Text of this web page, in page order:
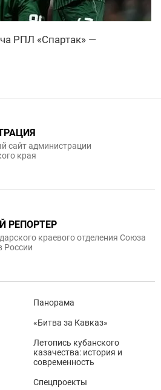
РПЛ «Спартак» —
сайт администрации
края
РЕПОРТЕР
краевого отделения Союза
России
Панорама
«Битва за Кавказ»
Летопись кубанского
казачества: история и
современность
Спецпроекты